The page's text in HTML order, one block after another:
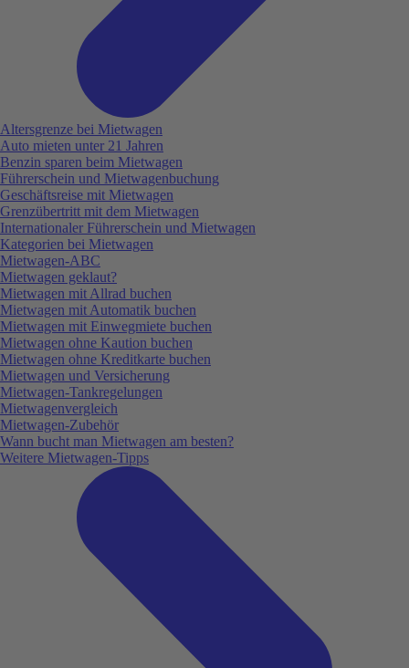
Altersgrenze bei Mietwagen
Auto mieten unter 21 Jahren
Benzin sparen beim Mietwagen
Führerschein und Mietwagenbuchung
Geschäftsreise mit Mietwagen
Grenzübertritt mit dem Mietwagen
Internationaler Führerschein und Mietwagen
Kategorien bei Mietwagen
Mietwagen-ABC
Mietwagen geklaut?
Mietwagen mit Allrad buchen
Mietwagen mit Automatik buchen
Mietwagen mit Einwegmiete buchen
Mietwagen ohne Kaution buchen
Mietwagen ohne Kreditkarte buchen
Mietwagen und Versicherung
Mietwagen-Tankregelungen
Mietwagenvergleich
Mietwagen-Zubehör
Wann bucht man Mietwagen am besten?
Weitere Mietwagen-Tipps